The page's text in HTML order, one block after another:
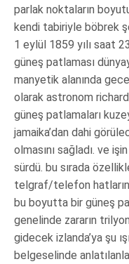
parlak noktaların
kendi tabiriyle böbrek
1 eylül 1859 yılı saat
güneş patlaması
manyetik alanında
olarak astronom
güneş patlamaları
jamaika’dan dahi
olmasını sağladı. ve
sürdü. bu sırada
telgraf/telefon
bu boyutta bir güneş
genelinde zararın
gidecek izlanda’ya şu
belgeselinde